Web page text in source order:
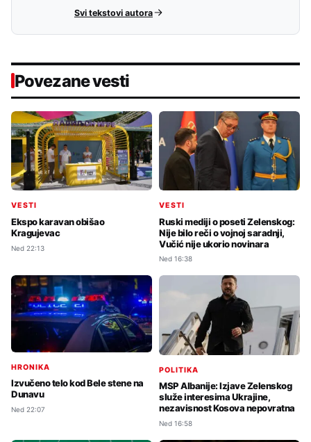
Svi tekstovi autora
Povezane vesti
VESTI
Ekspo karavan obišao
Kragujevac
Ned 22:13
VESTI
Ruski mediji o poseti Zelenskog:
Nije bilo reči o vojnoj saradnji,
Vučić nije ukorio novinara
Ned 16:38
HRONIKA
Izvučeno telo kod Bele stene na
Dunavu
Ned 22:07
POLITIKA
MSP Albanije: Izjave Zelenskog
služe interesima Ukrajine,
nezavisnost Kosova nepovratna
Ned 16:58